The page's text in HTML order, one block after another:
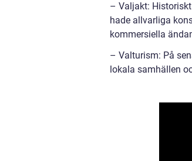
– Valjakt:
hade allvarliga
kommersiella
– Valturism: På
lokala samhällen